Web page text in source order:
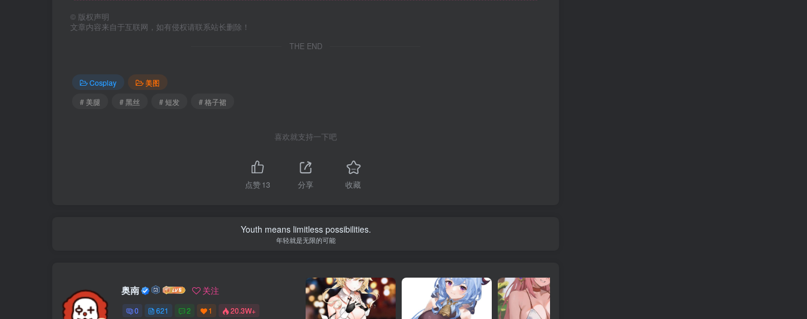
© 版权声明
文章内容来自于互联网，如有侵权请联系站长删除！
THE END
Cosplay
美图
# 美腿
# 黑丝 # 短发 # 格子裙
喜欢就支持一下吧
点赞13 分享 收藏
Youth means limitless possibilities.
年轻就是无限的可能
奥南 关注
0 621 2 1 20.3W+